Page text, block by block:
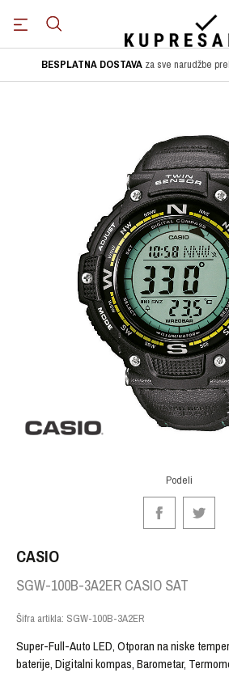
BESPLATNA DOSTAVA za sve narudžbe
Podeli
CASIO
SGW-100B-3A2ER CASIO SAT
Šifra artikla: SGW-100B-3A2ER
Super-Full-Auto LED, Otporan na niske
baterije, Digitalni kompas, Barometar,